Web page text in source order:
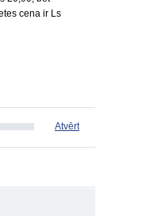
cena ir Ls
Atvērt